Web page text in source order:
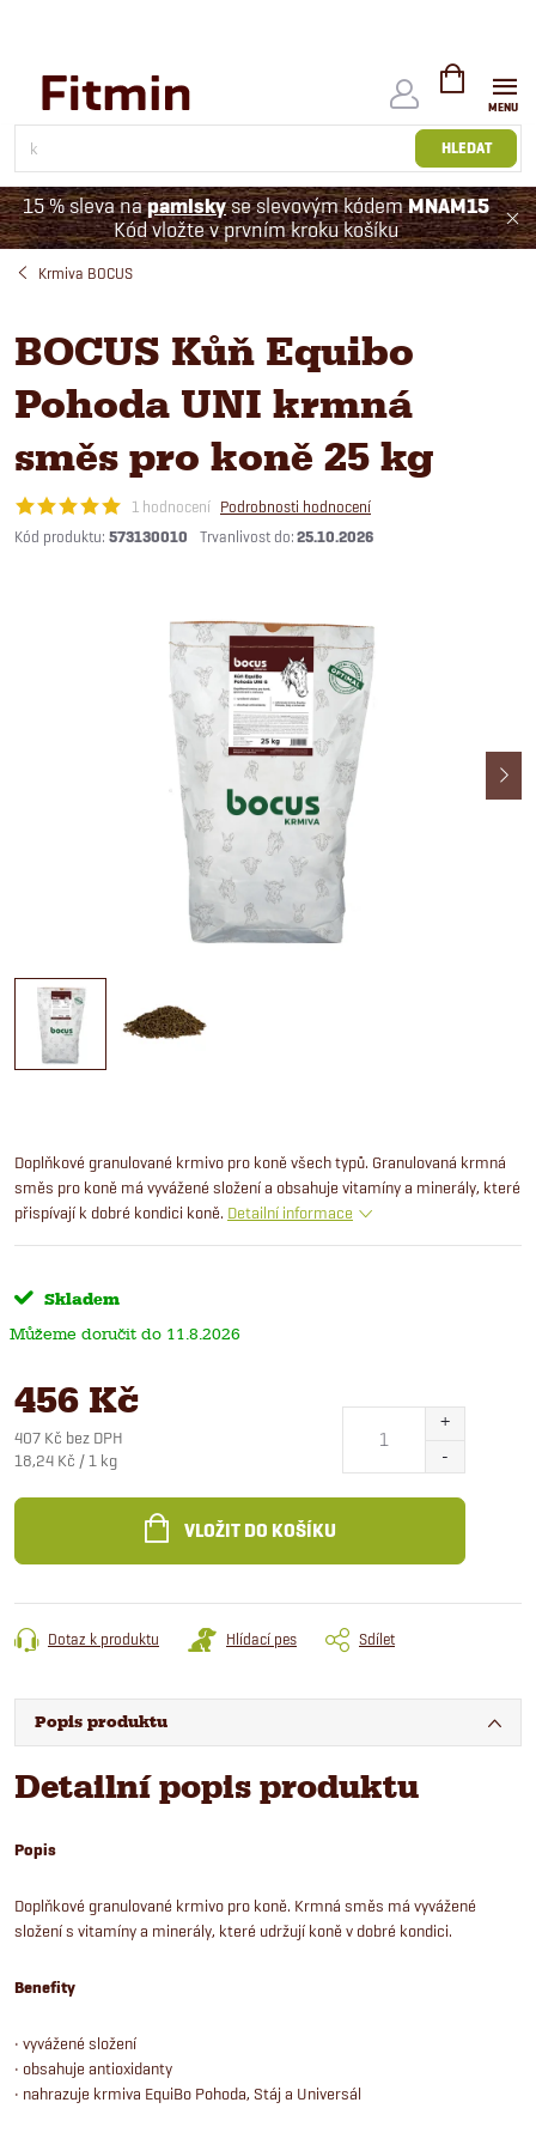
HLEDAT
NÁKUPNÍ
KOŠÍK
15 % sleva napamlskyse slevovým kódemMNAM15
Kód vložte v prvním kroku košíku
Krmiva BOCUS
BOCUS Kůň Equibo
Pohoda UNI krmná
směs pro koně 25 kg
1 hodnocení Podrobnosti hodnocení
Kód produktu: 573130010 25.10.2026
Doplňkové granulované krmivo pro koně všech typů. Granulovaná krmná
směs pro koně má vyvážené složení a obsahuje vitamíny a minerály, které
přispívají k dobré kondici koně. Detailní informace
Skladem
11.8.2026
456 Kč
407 Kč bez DPH
Měrná
18,24 Kč / 1 kg
VLOŽIT DO KOŠÍKU
Dotaz k produktu Hlídací pes Sdílet
Popis produktu
Detailní popis produktu
Popis
Doplňkové granulované krmivo pro koně. Krmná směs má vyvážené
složení s vitamíny a minerály, které udržují koně v dobré kondici.
Benefity
• vyvážené složení
• obsahuje antioxidanty
• nahrazuje krmiva EquiBo Pohoda, Stáj a Universál